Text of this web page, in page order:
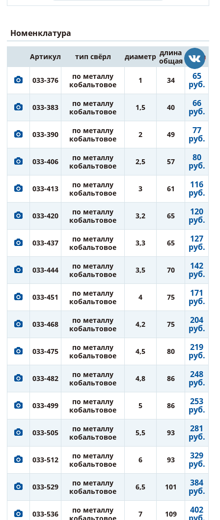
Номенклатура
Артикул тип свёрл диаметр длина
общая
Цена
033-376
по металлу
кобальтовое
1 34 65
руб.
033-383
по металлу
кобальтовое
1,5 40 66
руб.
033-390
по металлу
кобальтовое
2 49 77
руб.
033-406
по металлу
кобальтовое
2,5 57 80
руб.
033-413
по металлу
кобальтовое
3 61 116
руб.
033-420
по металлу
кобальтовое
3,2 65 120
руб.
033-437
по металлу
кобальтовое
3,3 65 127
руб.
033-444
по металлу
кобальтовое
3,5 70 142
руб.
033-451
по металлу
кобальтовое
4 75 171
руб.
033-468
по металлу
кобальтовое
4,2 75 204
руб.
033-475
по металлу
кобальтовое
4,5 80 219
руб.
033-482
по металлу
кобальтовое
4,8 86 248
руб.
033-499
по металлу
кобальтовое
5 86 253
руб.
033-505
по металлу
кобальтовое
5,5 93 281
руб.
033-512
по металлу
кобальтовое
6 93 329
руб.
033-529
по металлу
кобальтовое
6,5 101 384
руб.
033-536
по металлу
7 109 402